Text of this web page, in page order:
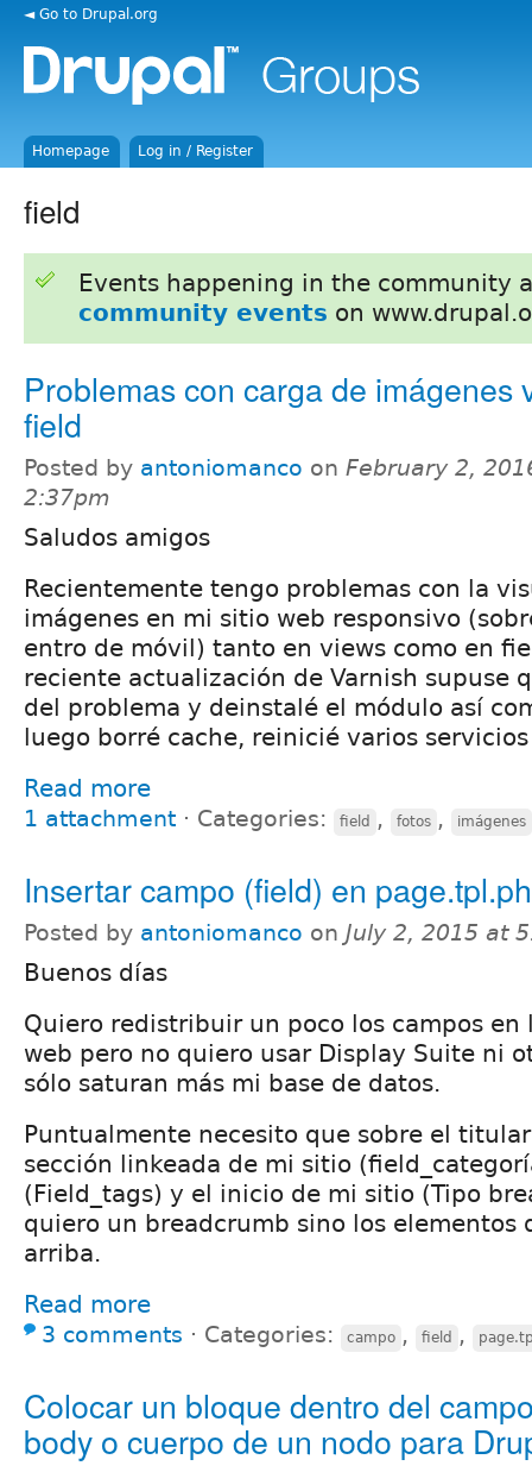
◄ Go to Drupal.org
Homepage Log in / Register
field
Events happening in the community
community events on
Problemas con carga de imágenes
field
Posted by antoniomanco on February 2,
2:37pm
Saludos amigos
Recientemente tengo problemas con la
imágenes en mi sitio web responsivo
entro de móvil) tanto en views como en
reciente actualización de Varnish supuse
del problema y deinstalé el módulo así
luego borré cache, reinicié varios
Read more
1 attachment ⋅ Categories: field , fotos , imágenes
Insertar campo (field) en
Posted by antoniomanco on July 2, 2015 at
Buenos días
Quiero redistribuir un poco los campos en
web pero no quiero usar Display Suite ni
sólo saturan más mi base de datos.
Puntualmente necesito que sobre el
sección linkeada de mi sitio
(Field_tags) y el inicio de mi sitio (Tipo
quiero un breadcrumb sino los elementos
arriba.
Read more
3 comments ⋅ Categories: campo , field ,
Colocar un bloque dentro del
body o cuerpo de un nodo para